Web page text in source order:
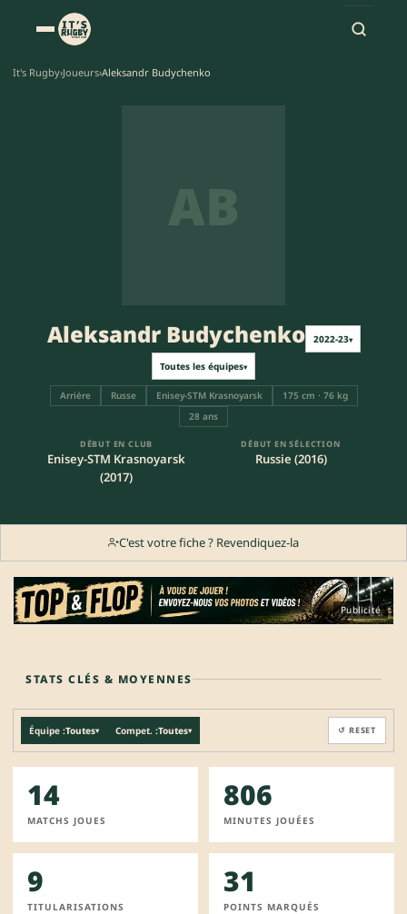
It's Rugby›Joueurs›Aleksandr Budychenko
AB
Aleksandr Budychenko 2022-23▾
Toutes les équipes▾
Arrière Russe Enisey-STM Krasnoyarsk
175 cm · 76 kg
28 ans
DÉBUT EN CLUB
Enisey-STM Krasnoyarsk
(2017)
DÉBUT EN SÉLECTION
Russie (2016)
C'est votre fiche ? Revendiquez-la
Publicité
STATS CLÉS & MOYENNES
Équipe :Toutes▾ Compet. :Toutes▾ ↺ RESET
14
MATCHS JOUES
806
MINUTES JOUÉES
9
TITULARISATIONS
31
POINTS MARQUÉS